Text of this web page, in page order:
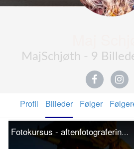
MajSchjøth - 9
Profil Billeder Følger
Fotokursus - aftenfotografering på Sønderborg Havn - redigeret udgave